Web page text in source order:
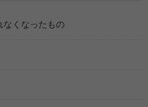
なくなったもの